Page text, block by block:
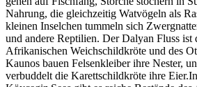
Nahrung, die gleichzeitig Watvögeln als
kleinen Inselchen tummeln sich
und andere Reptilien. Der Dalyan Fluss ist
Afrikanischen Weichschildkröte und des
Kaunos bauen Felsenkleiber ihre Nester,
verbuddelt die Karettschildkröte ihre